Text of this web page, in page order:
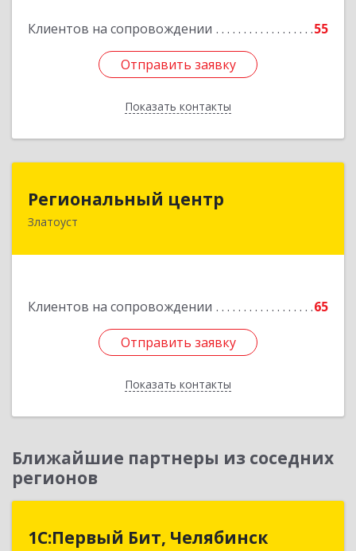
Клиентов на сопровождении 55
Отправить заявку
Показать контакты
Отправить заявку
Назад
Региональный центр
Златоуст
Клиентов на сопровождении 65
Отправить заявку
Показать контакты
Региональный центр
456227, Челябинская обл, Златоуст г, Мира пр-
Отправить заявку
Назад
Ближайшие партнеры из соседних
регионов
1С:Первый Бит, Челябинск
1С:Первый Бит, Челябинск